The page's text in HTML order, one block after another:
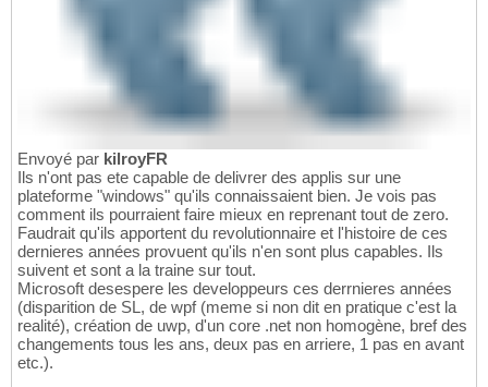
Envoyé par kilroyFR
Ils n'ont pas ete capable de delivrer des applis sur une
plateforme "windows" qu'ils connaissaient bien. Je vois pas
comment ils pourraient faire mieux en reprenant tout de zero.
Faudrait qu'ils apportent du revolutionnaire et l'histoire de ces
dernieres années provuent qu'ils n'en sont plus capables. Ils
suivent et sont a la traine sur tout.
Microsoft desespere les developpeurs ces derrnieres années
(disparition de SL, de wpf (meme si non dit en pratique c'est la
realité), création de uwp, d'un core .net non homogène, bref des
changements tous les ans, deux pas en arriere, 1 pas en avant
etc.).